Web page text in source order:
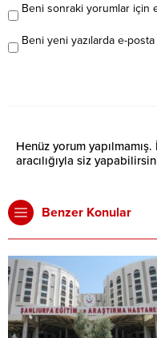
Beni sonraki yorumlar için
Beni yeni yazılarda e-
Henüz yorum
aracılığıyla siz
Benzer Konular